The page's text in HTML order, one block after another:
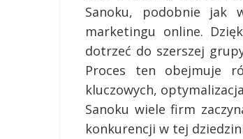
Sanoku, podobnie jak
marketingu online.
dotrzeć do szerszej
Proces ten obejmuje
kluczowych,
Sanoku wiele firm
konkurencji w tej